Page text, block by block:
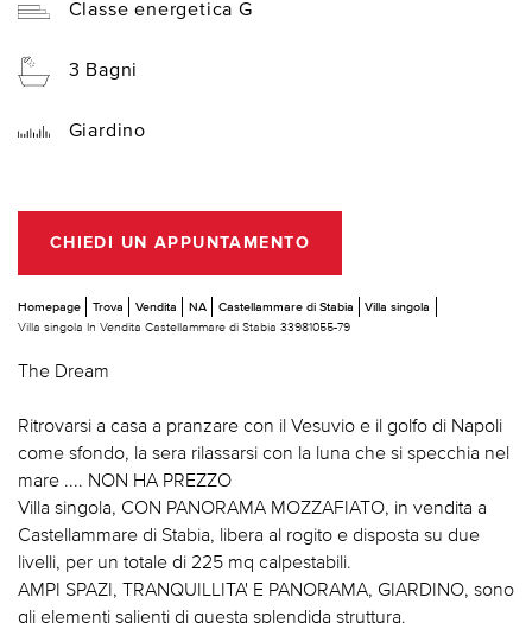
Classe energetica G
3 Bagni
Giardino
CHIEDI UN APPUNTAMENTO
Homepage Trova Vendita NA Castellammare di Stabia
Villa singola
Villa singola In Vendita Castellammare di Stabia 33981055-79
The Dream
Ritrovarsi a casa a pranzare con il Vesuvio e il golfo di Napoli
come sfondo, la sera rilassarsi con la luna che si specchia nel
mare .... NON HA PREZZO
Villa singola, CON PANORAMA MOZZAFIATO, in vendita a
Castellammare di Stabia, libera al rogito e disposta su due
livelli, per un totale di 225 mq calpestabili.
AMPI SPAZI, TRANQUILLITA' E PANORAMA, GIARDINO, sono
gli elementi salienti di questa splendida struttura.